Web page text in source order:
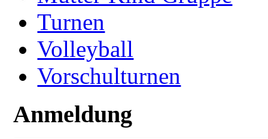
Turnen
Volleyball
Vorschulturnen
Anmeldung